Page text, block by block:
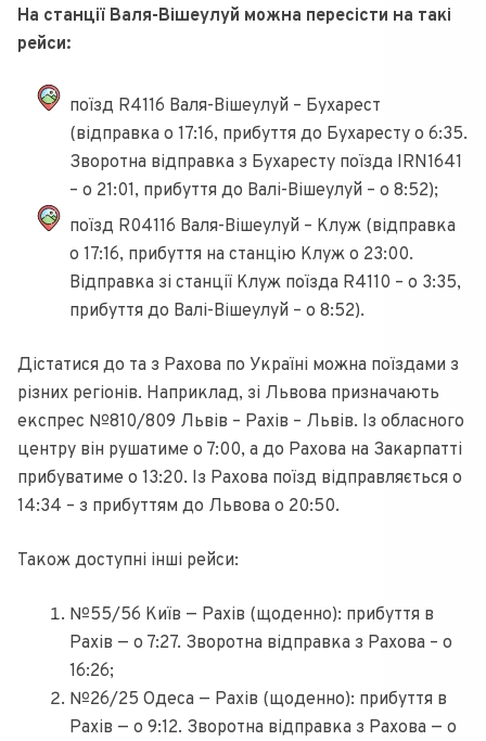
На станції Валя-Вішеулуй можна пересісти на такі
рейси:
поїзд R4116 Валя-Вішеулуй – Бухарест
(відправка о 17:16, прибуття до Бухаресту о 6:35.
Зворотна відправка з Бухаресту поїзда IRN1641
– о 21:01, прибуття до Валі-Вішеулуй – о 8:52);
поїзд R04116 Валя-Вішеулуй – Клуж (відправка
о 17:16, прибуття на станцію Клуж о 23:00.
Відправка зі станції Клуж поїзда R4110 – о 3:35,
прибуття до Валі-Вішеулуй – о 8:52).
Дістатися до та з Рахова по Україні можна поїздами з
різних регіонів. Наприклад, зі Львова призначають
експрес №810/809 Львів – Рахів – Львів. Із обласного
центру він рушатиме о 7:00, а до Рахова на Закарпатті
прибуватиме о 13:20. Із Рахова поїзд відправляється о
14:34 – з прибуттям до Львова о 20:50.
Також доступні інші рейси:
№55/56 Київ — Рахів (щоденно): прибуття в
Рахів — о 7:27. Зворотна відправка з Рахова – о
16:26;
№26/25 Одеса — Рахів (щоденно): прибуття в
Рахів — о 9:12. Зворотна відправка з Рахова — о